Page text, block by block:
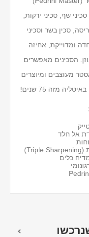
שף, סכיני ירקות,
סכין בשר וסכיני
ומדוייקת, אחיזה
הסכינים מאפשרים
מעוצבים ומיוצרים
אל חלד
כלים